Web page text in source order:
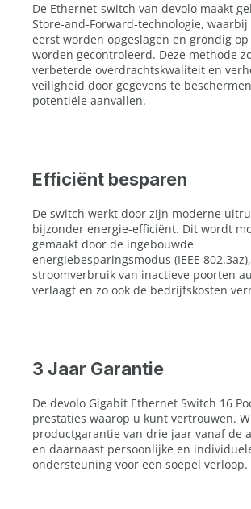
De Ethernet-switch van devolo maakt
Store-and-Forward-technologie,
eerst worden opgeslagen en grondig
worden gecontroleerd. Deze methode
verbeterde overdrachtskwaliteit en
veiligheid door gegevens te
potentiële aanvallen.
Efficiënt besparen
De switch werkt door zijn moderne
bijzonder energie-efficiënt. Dit wordt
gemaakt door de ingebouwde
energiebesparingsmodus (IEEE
stroomverbruik van inactieve poorten
verlaagt en zo ook de bedrijfskosten
3 Jaar Garantie
De devolo Gigabit Ethernet Switch 16
prestaties waarop u kunt vertrouwen.
productgarantie van drie jaar vanaf de
en daarnaast persoonlijke en
ondersteuning voor een soepel verloop.